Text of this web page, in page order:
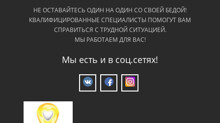
НЕ ОСТАВАЙТЕСЬ ОДИН НА ОДИН СО СВОЕЙ БЕДОЙ!
КВАЛИФИЦИРОВАННЫЕ СПЕЦИАЛИСТЫ ПОМОГУТ ВАМ
СПРАВИТЬСЯ С ТРУДНОЙ СИТУАЦИЕЙ.
МЫ РАБОТАЕМ ДЛЯ ВАС!
Мы есть и в соц.сетях!